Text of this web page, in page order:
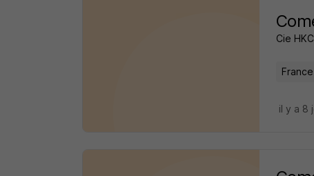
Cie HKC
France
il y a 8